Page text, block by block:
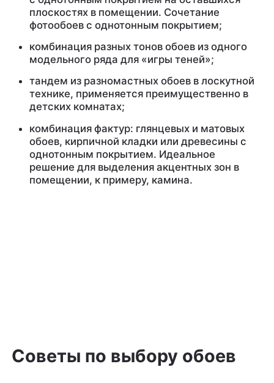
плоскостях в помещении. Сочетание
фотообоев с однотонным покрытием;
комбинация разных тонов обоев из одного
модельного ряда для «игры теней»;
тандем из разномастных обоев в лоскутной
технике, применяется преимущественно в
детских комнатах;
комбинация фактур: глянцевых и матовых
обоев, кирпичной кладки или древесины с
однотонным покрытием. Идеальное
решение для выделения акцентных зон в
помещении, к примеру, камина.
Советы по выбору обоев